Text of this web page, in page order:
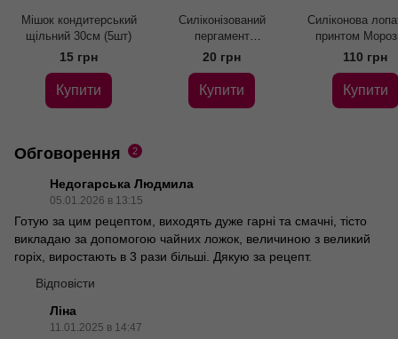
Мішок кондитерський
щільний 30см (5шт)
15 грн
Купити
Силіконізований
пергамент
двосторонній (5шт)
20 грн
Купити
Силіконова
принтом
110 грн
Купити
Обговорення 2
Недогарська Людмила
05.01.2026 в 13:15
Готую за цим рецептом, виходять дуже гарні та смачні, тісто
викладаю за допомогою чайних ложок, величиною з великий
горіх, виростають в 3 рази більші. Дякую за рецепт.
Відповісти
Ліна
11.01.2025 в 14:47